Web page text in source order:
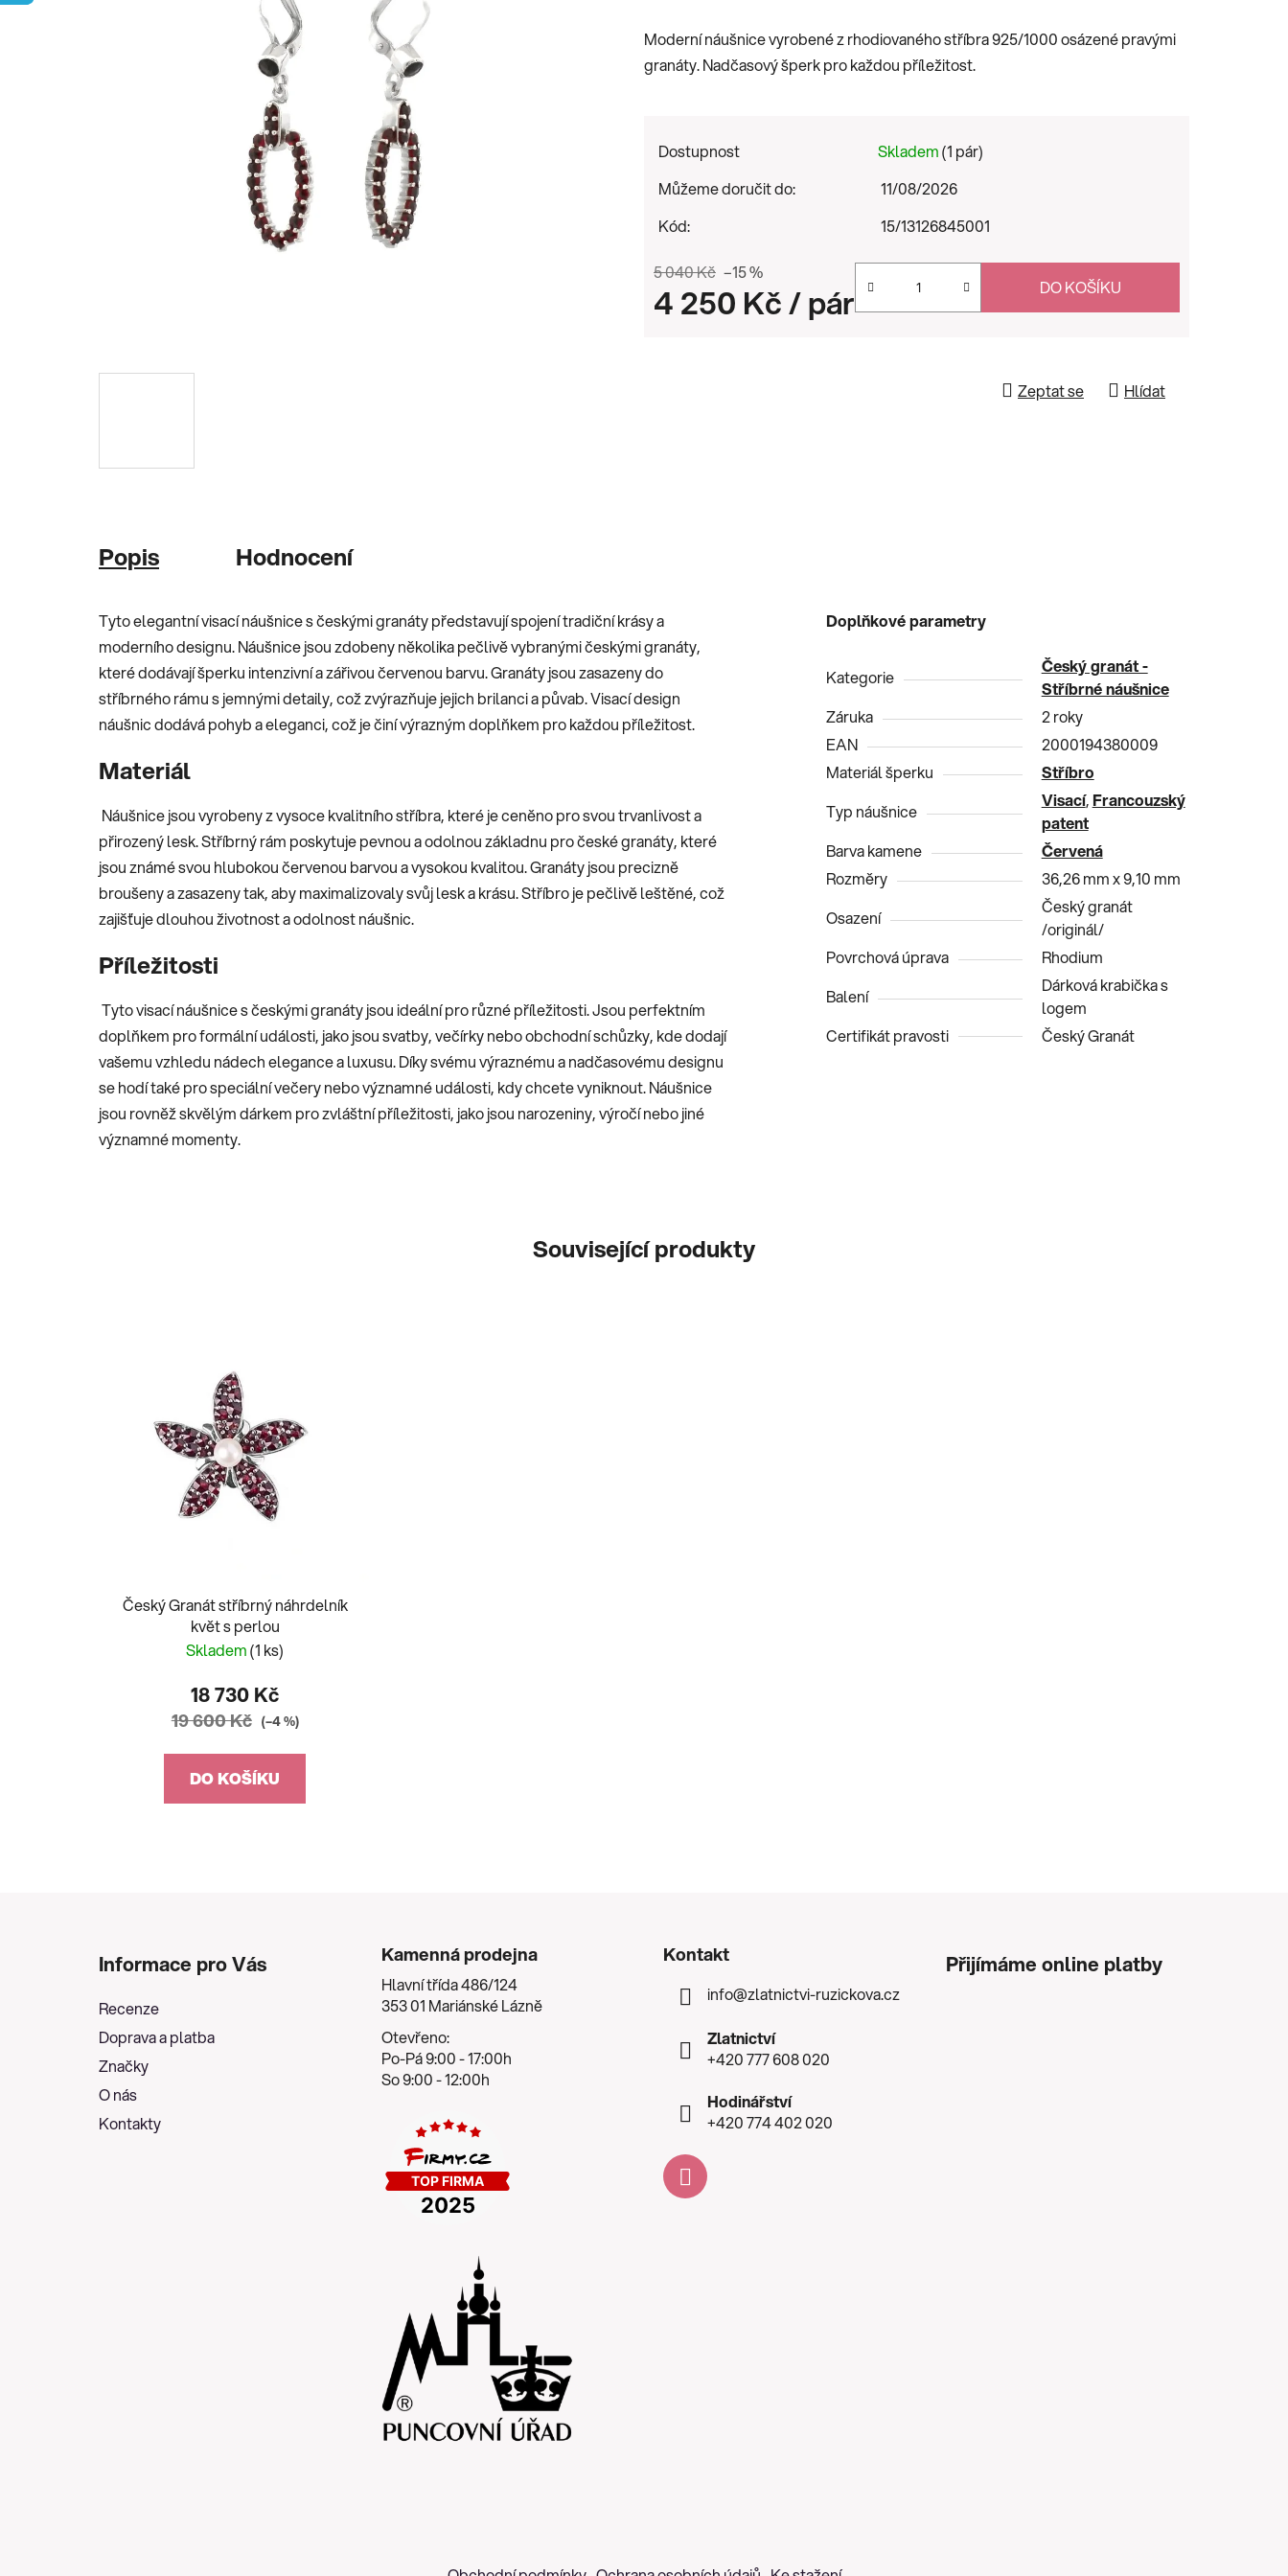
0,0
z
Moderní náušnice vyrobené z rhodiovaného stříbra 925/1000 osázené pravými
granáty. Nadčasový šperk pro každou příležitost.
Dostupnost Skladem(1 pár)
Můžeme doručit do:
11/08/2026
Kód:
15/13126845001
5 040 Kč –15 %
4 250 Kč/ pár DO KOŠÍKU
Zeptat se Hlídat
Popis Hodnocení
Tyto elegantní visací náušnice s českými granáty představují spojení tradiční krásy a
moderního designu. Náušnice jsou zdobeny několika pečlivě vybranými českými granáty,
které dodávají šperku intenzivní a zářivou červenou barvu. Granáty jsou zasazeny do
stříbrného rámu s jemnými detaily, což zvýrazňuje jejich brilanci a půvab. Visací design
náušnic dodává pohyb a eleganci, což je činí výrazným doplňkem pro každou příležitost.
Materiál
Náušnice jsou vyrobeny z vysoce kvalitního stříbra, které je ceněno pro svou trvanlivost a
přirozený lesk. Stříbrný rám poskytuje pevnou a odolnou základnu pro české granáty, které
jsou známé svou hlubokou červenou barvou a vysokou kvalitou. Granáty jsou precizně
broušeny a zasazeny tak, aby maximalizovaly svůj lesk a krásu. Stříbro je pečlivě leštěné, což
zajišťuje dlouhou životnost a odolnost náušnic.
Příležitosti
Tyto visací náušnice s českými granáty jsou ideální pro různé příležitosti. Jsou perfektním
doplňkem pro formální události, jako jsou svatby, večírky nebo obchodní schůzky, kde dodají
vašemu vzhledu nádech elegance a luxusu. Díky svému výraznému a nadčasovému designu
se hodí také pro speciální večery nebo významné události, kdy chcete vyniknout. Náušnice
jsou rovněž skvělým dárkem pro zvláštní příležitosti, jako jsou narozeniny, výročí nebo jiné
významné momenty.
Doplňkové parametry
Kategorie
Český granát -
Stříbrné náušnice
Záruka
2 roky
EAN
2000194380009
Materiál šperku
Stříbro
Typ náušnice
Visací, Francouzský
patent
Barva kamene
Červená
Rozměry
36,26 mm x 9,10 mm
Osazení
Český granát
/originál/
Povrchová úprava
Rhodium
Balení
Dárková krabička s
logem
Certifikát pravosti
Český Granát
Související produkty
Český Granát stříbrný náhrdelník
květ s perlou
Skladem(1 ks)
18 730 Kč
19 600 Kč (–4 %)
DO KOŠÍKU
Informace pro Vás
Recenze
Doprava a platba
Značky
O nás
Kontakty
Kamenná prodejna
Hlavní třída 486/124
353 01 Mariánské Lázně
Otevřeno:
Po-Pá 9:00 - 17:00h
So 9:00 - 12:00h
Kontakt
info@zlatnictvi-ruzickova.cz
Zlatnictví
+420 777 608 020
Hodinářství
+420 774 402 020
Přijímáme online platby